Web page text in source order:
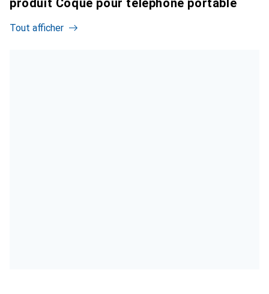
produit Coque pour téléphone portable
Tout afficher